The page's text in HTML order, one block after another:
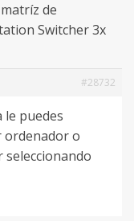
de
Switcher 3x
#28732
le puedes
ordenador o
seleccionando